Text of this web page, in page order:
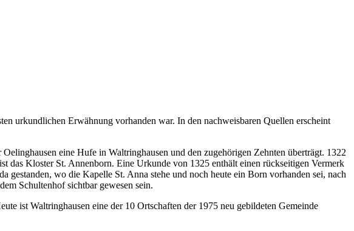
urkundlichen Erwähnung vorhanden war. In den nachweisbaren Quellen erscheint
eine Hufe in Waltringhausen und den zugehörigen Zehnten überträgt. 1322
das Kloster St. Annenborn. Eine Urkunde von 1325 enthält einen rückseitigen Vermerk
gestanden, wo die Kapelle St. Anna stehe und noch heute ein Born vorhanden sei, nach
Schultenhof sichtbar gewesen sein.
ist Waltringhausen eine der 10 Ortschaften der 1975 neu gebildeten Gemeinde